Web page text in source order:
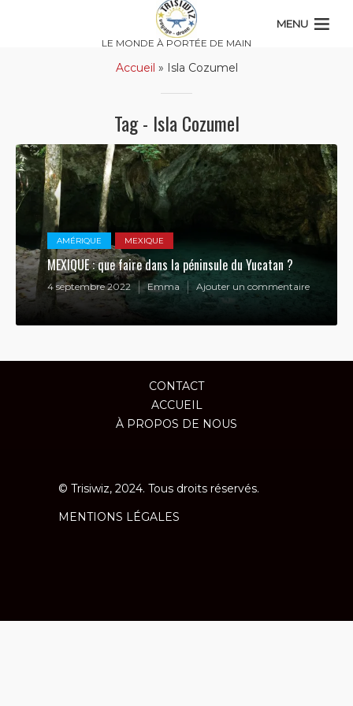
LE MONDE À PORTÉE DE MAIN
MENU
Accueil » Isla Cozumel
Tag - Isla Cozumel
AMÉRIQUE MEXIQUE
MEXIQUE : que faire dans la péninsule du Yucatan ?
4 septembre 2022 Emma Ajouter un commentaire
CONTACT
ACCUEIL
À PROPOS DE NOUS
© Trisiwiz, 2024. Tous droits réservés.
MENTIONS LÉGALES